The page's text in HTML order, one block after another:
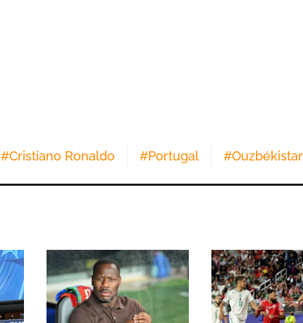
#Cristiano Ronaldo #Portugal #